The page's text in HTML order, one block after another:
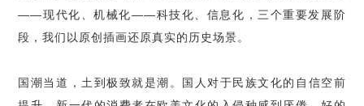
——现代化、机械化——科技化、信息化，三个重要发展阶
段，我们以原创插画还原真实的历史场景。
国潮当道，土到极致就是潮。国人对于民族文化的自信空前